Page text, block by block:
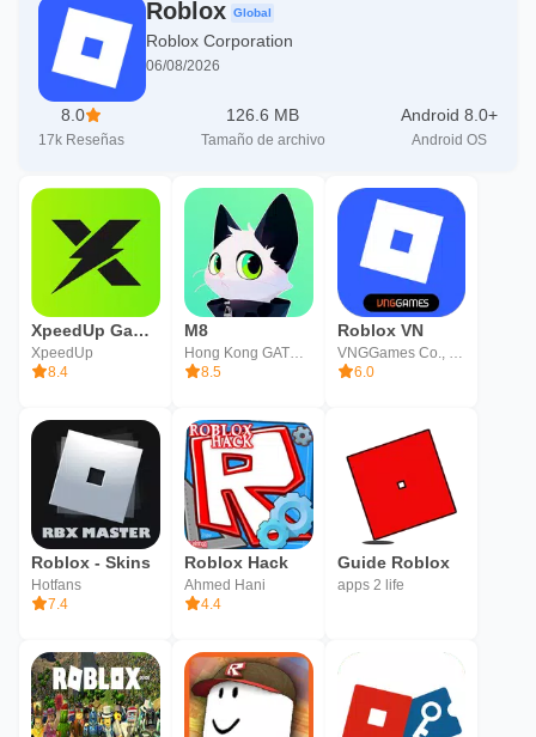
Roblox Global
Roblox Corporation
06/08/2026
8.0
17k Reseñas
126.6 MB
Tamaño de archivo
Android 8.0+
Android OS
XpeedUp Game Booster: Lower Lag
XpeedUp
8.4
M8
Hong Kong GATHERING MEDIA LIMITED
8.5
Roblox VN
VNGGames Co., Ltd
6.0
Roblox - Skins
Hotfans
7.4
Roblox Hack
Ahmed Hani
4.4
Guide Roblox
apps 2 life